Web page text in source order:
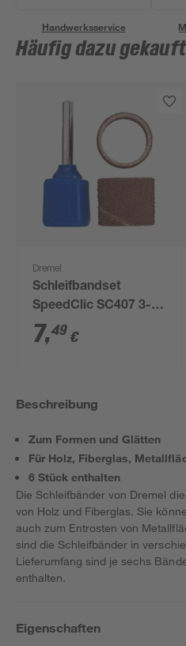
Handwerksservice
Häufig dazu gekauft
Dremel
Schleifbandset
SpeedClic SC407 3-
tlg.
7,49 €
Beschreibung
Zum Formen und Glätten
Für Holz, Fiberglas,
6 Stück enthalten
Die Schleifbänder von Dremel
von Holz und Fiberglas. Sie
auch zum Entrosten von
sind die Schleifbänder in
Lieferumfang sind je sechs
enthalten.
Eigenschaften